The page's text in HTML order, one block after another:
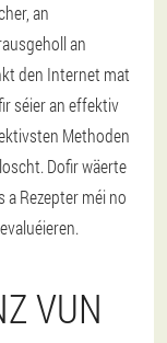
an
an
den Internet mat
séier an effektiv
Methoden
Dofir wäerte
Rezepter méi no
VUN